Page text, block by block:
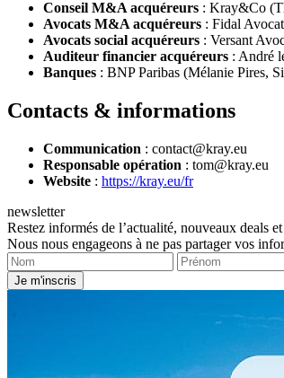
Conseil M&A acquéreurs : Kray&Co
Avocats M&A acquéreurs : Fidal
Avocats social acquéreurs : Versant
Auditeur financier acquéreurs : André
Banques : BNP Paribas (Mélanie Pires,
Contacts & informations
Communication : contact@kray.eu
Responsable opération : tom@kray.eu
Website : https://kray.eu/fr
newsletter
Restez informés de l’actualité, nouveaux deals
Nous nous engageons à ne pas partager vos
Je m'inscris